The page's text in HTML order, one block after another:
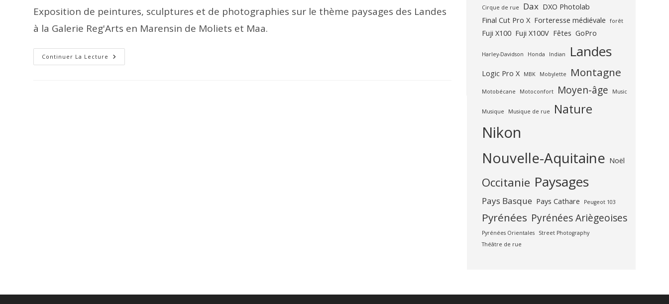
publication :
publication :
Exposition de peintures, sculptures et de photographies sur le thème paysages des Landes
à la Galerie Reg'Arts en Marensin de Moliets et Maa.
Continuer La Lecture Exposition
Galerie
Cirque de rue Dax DXO Photolab
Final Cut Pro X Forteresse médiévale forêt
Fuji X100 Fuji X100V Fêtes GoPro
Harley-Davidson Honda Indian Landes
Logic Pro X MBK Mobylette Montagne
Motobécane Motoconfort Moyen-âge Music
Musique Musique de rue Nature
Nikon
Nouvelle-Aquitaine Noël
Occitanie Paysages
Pays Basque Pays Cathare Peugeot 103
Pyrénées Pyrénées Ariègeoises
Pyrénées Orientales
Street Photography
Théâtre de rue